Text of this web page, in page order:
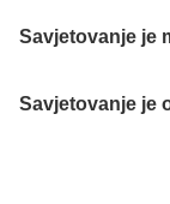
Savjetovanje je
Savjetovanje je